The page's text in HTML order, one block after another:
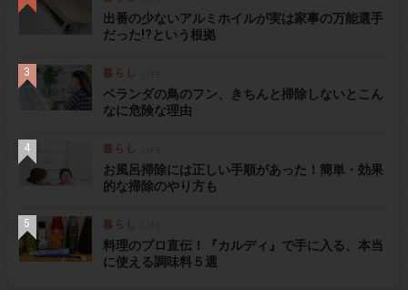
出番の少ないアルミホイルが実は家事の万能選手
だった!?という根拠
ベランダの鳥のフン、きちんと掃除しないとこん
なに危険な理由
お風呂掃除には正しい手順があった！簡単・効果
的な掃除のやり方も
料理のプロ直伝！『カルディ』で手に入る、本当
に使える調味料５選